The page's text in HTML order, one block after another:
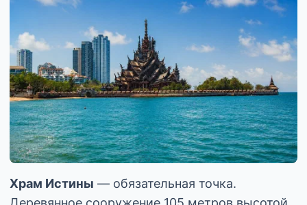
Храм Истины — обязательная точка.